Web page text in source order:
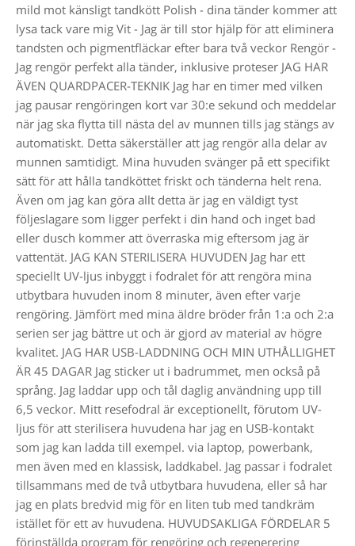
mild mot känsligt tandkött Polish - dina tänder kommer att
lysa tack vare mig Vit - Jag är till stor hjälp för att eliminera
tandsten och pigmentfläckar efter bara två veckor Rengör -
Jag rengör perfekt alla tänder, inklusive proteser JAG HAR
ÄVEN QUARDPACER-TEKNIK Jag har en timer med vilken
jag pausar rengöringen kort var 30:e sekund och meddelar
när jag ska flytta till nästa del av munnen tills jag stängs av
automatiskt. Detta säkerställer att jag rengör alla delar av
munnen samtidigt. Mina huvuden svänger på ett specifikt
sätt för att hålla tandköttet friskt och tänderna helt rena.
Även om jag kan göra allt detta är jag en väldigt tyst
följeslagare som ligger perfekt i din hand och inget bad
eller dusch kommer att överraska mig eftersom jag är
vattentät. JAG KAN STERILISERA HUVUDEN Jag har ett
speciellt UV-ljus inbyggt i fodralet för att rengöra mina
utbytbara huvuden inom 8 minuter, även efter varje
rengöring. Jämfört med mina äldre bröder från 1:a och 2:a
serien ser jag bättre ut och är gjord av material av högre
kvalitet. JAG HAR USB-LADDNING OCH MIN UTHÅLLIGHET
ÄR 45 DAGAR Jag sticker ut i badrummet, men också på
språng. Jag laddar upp och tål daglig användning upp till
6,5 veckor. Mitt resefodral är exceptionellt, förutom UV-
ljus för att sterilisera huvudena har jag en USB-kontakt
som jag kan ladda till exempel. via laptop, powerbank,
men även med en klassisk, laddkabel. Jag passar i fodralet
tillsammans med de två utbytbara huvudena, eller så har
jag en plats bredvid mig för en liten tub med tandkräm
istället för ett av huvudena. HUVUDSAKLIGA FÖRDELAR 5
förinställda program för rengöring och regenerering